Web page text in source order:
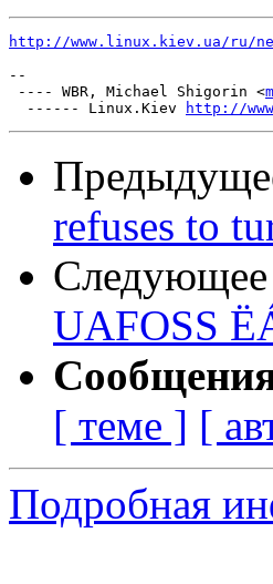
http://www.linux.kiev.ua/ru/
--
---- WBR, Michael Shigorin <
  ------ Linux.Kiev
http://
refuses to
UAFOSS
[ теме ] [
Подробная